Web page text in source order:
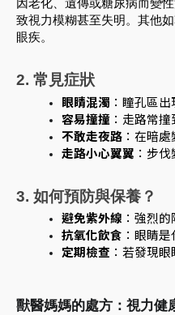
因老化、遺傳或糖尿病而變
致視力模糊甚至失明。其他
眼疾。
2. 常見症狀
眼睛混濁 ：瞳孔區
容易撞撞 ：走路常
不敢走夜路 ：在暗
走路小心翼翼 ：步
3. 如何預防與保養？
避免紫外線 ：強烈
抗氧化飲食 ：眼睛
定期檢查 ：若發現
獸醫媽媽的處方：視力健